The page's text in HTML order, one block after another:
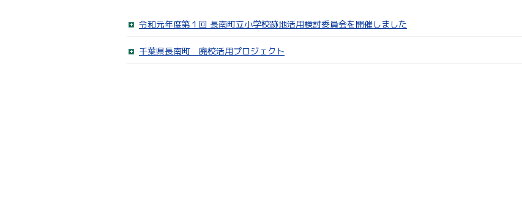
令和元年度第１回 長南町立小学校跡地活用検討委員会を開催しました
千葉県長南町 廃校活用プロジェクト